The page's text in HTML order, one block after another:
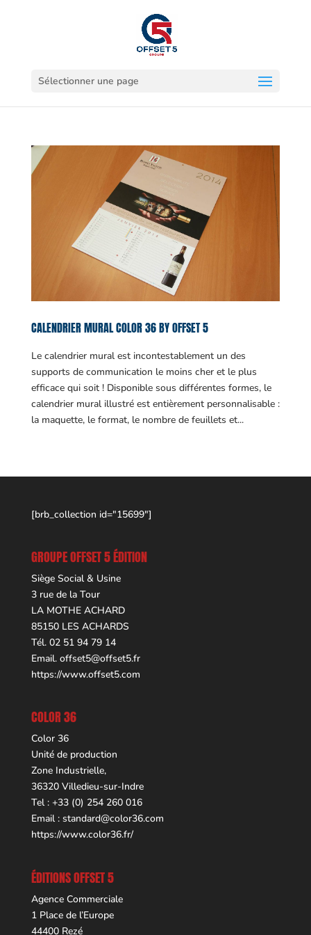
Sélectionner une page
CALENDRIER MURAL COLOR 36 BY OFFSET 5
Le calendrier mural est incontestablement un des
supports de communication le moins cher et le plus
efficace qui soit ! Disponible sous différentes formes, le
calendrier mural illustré est entièrement personnalisable :
la maquette, le format, le nombre de feuillets et...
[brb_collection id="15699"]
GROUPE OFFSET 5 ÉDITION
Siège Social & Usine
3 rue de la Tour
LA MOTHE ACHARD
85150 LES ACHARDS
Tél. 02 51 94 79 14
Email. offset5@offset5.fr
https://www.offset5.com
COLOR 36
Color 36
Unité de production
Zone Industrielle,
36320 Villedieu-sur-Indre
Tel : +33 (0) 254 260 016
Email : standard@color36.com
https://www.color36.fr/
ÉDITIONS OFFSET 5
Agence Commerciale
1 Place de l’Europe
44400 Rezé